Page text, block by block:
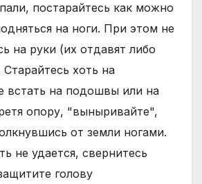
постарайтесь как можно
на ноги. При этом не
на руки (их отдавят либо
хоть на
встать на подошвы или на
опору, "выныривайте",
от земли ногами.
не удается, свернитесь
голову